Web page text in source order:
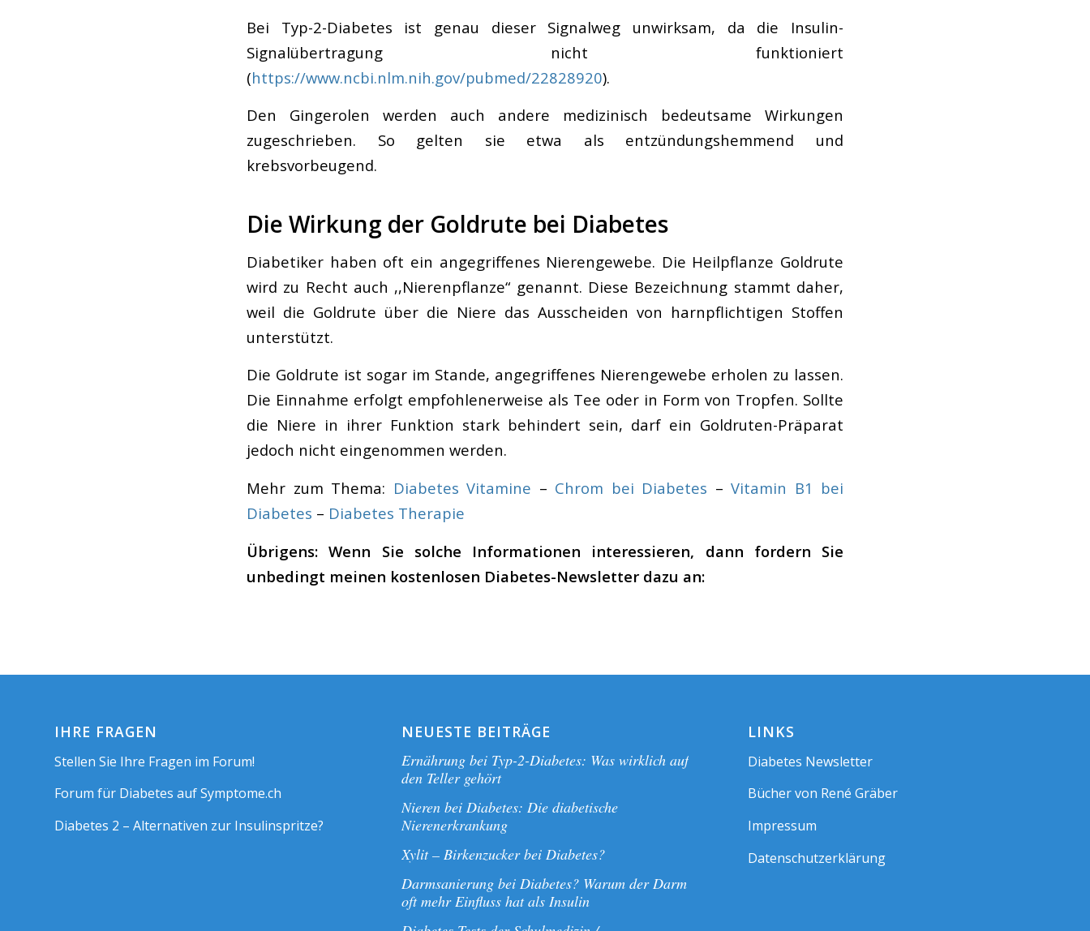
Bei Typ-2-Diabetes ist genau dieser Signalweg unwirksam, da die Insulin-
Signalübertragung nicht funktioniert
(https://www.ncbi.nlm.nih.gov/pubmed/22828920).
Den Gingerolen werden auch andere medizinisch bedeutsame Wirkungen
zugeschrieben. So gelten sie etwa als entzündungshemmend und
krebsvorbeugend.
Die Wirkung der Goldrute bei Diabetes
Diabetiker haben oft ein angegriffenes Nierengewebe. Die Heilpflanze Goldrute
wird zu Recht auch ,,Nierenpflanze“ genannt. Diese Bezeichnung stammt daher,
weil die Goldrute über die Niere das Ausscheiden von harnpflichtigen Stoffen
unterstützt.
Die Goldrute ist sogar im Stande, angegriffenes Nierengewebe erholen zu lassen.
Die Einnahme erfolgt empfohlenerweise als Tee oder in Form von Tropfen. Sollte
die Niere in ihrer Funktion stark behindert sein, darf ein Goldruten-Präparat
jedoch nicht eingenommen werden.
Mehr zum Thema: Diabetes Vitamine – Chrom bei Diabetes – Vitamin B1 bei
Diabetes – Diabetes Therapie
Übrigens: Wenn Sie solche Informationen interessieren, dann fordern Sie
unbedingt meinen kostenlosen Diabetes-Newsletter dazu an:
IHRE FRAGEN
Stellen Sie Ihre Fragen im Forum!
Forum für Diabetes auf Symptome.ch
Diabetes 2 – Alternativen zur Insulinspritze?
NEUESTE BEITRÄGE
Ernährung bei Typ-2-Diabetes: Was wirklich auf
den Teller gehört
Nieren bei Diabetes: Die diabetische
Nierenerkrankung
Xylit – Birkenzucker bei Diabetes?
Darmsanierung bei Diabetes? Warum der Darm
oft mehr Einfluss hat als Insulin
LINKS
Diabetes Newsletter
Bücher von René Gräber
Impressum
Datenschutzerklärung